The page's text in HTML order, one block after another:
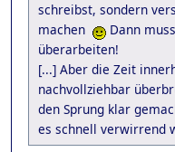
schreibst, sondern
machen
Dann
überarbeiten!
[...] Aber die Zeit
nachvollziehbar
den Sprung klar
es schnell verwirrend